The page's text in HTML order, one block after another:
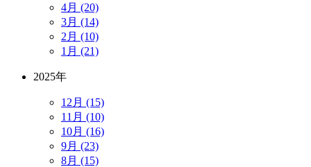
4月 (20)
3月 (14)
2月 (10)
1月 (21)
2025年
12月 (15)
11月 (10)
10月 (16)
9月 (23)
8月 (15)